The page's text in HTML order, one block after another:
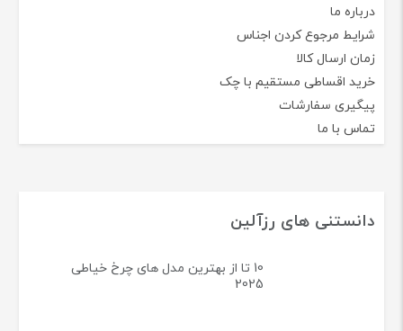
درباره ما
شرایط مرجوع کردن اجناس
زمان ارسال کالا
خرید اقساطی مستقیم با چک
پیگیری سفارشات
تماس با ما
دانستنی های رزآلین
10 تا از بهترین مدل های چرخ خیاطی
2025